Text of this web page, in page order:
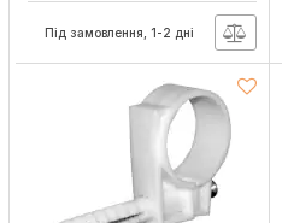
Під замовлення, 1-2 дні